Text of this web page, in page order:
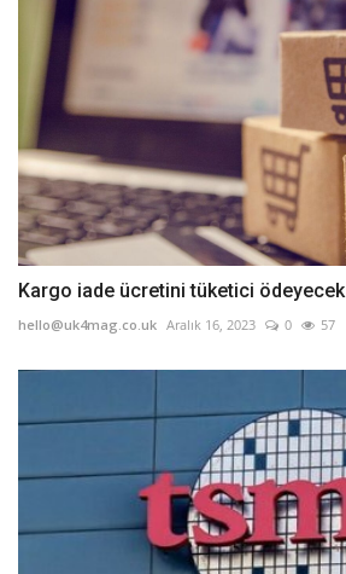
Kargo iade ücretini tüketici ödeyecek
hello@uk4mag.co.uk Aralık 16, 2023 0 57